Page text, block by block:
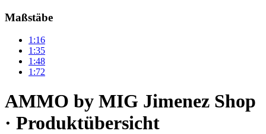
Maßstäbe
1:16
1:35
1:48
1:72
AMMO by MIG Jimenez Shop
· Produktübersicht